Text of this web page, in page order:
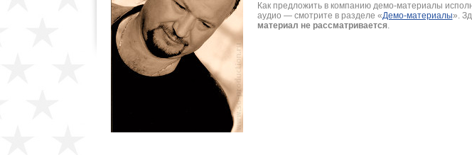
Как предложить в компанию демо-материалы
аудио — смотрите в разделе «Демо-материалы».
материал не рассматривается.